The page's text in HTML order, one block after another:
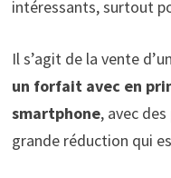
intéressants, surtout
Il s’agit de la vente
un forfait avec en
smartphone, avec
grande réduction qui